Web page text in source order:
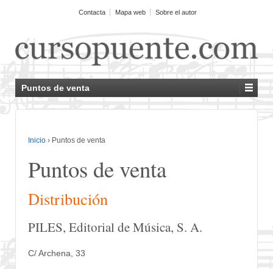
Contacta Mapa web Sobre el autor
Puntos de venta
Inicio › Puntos de venta
Puntos de venta
Distribución
PILES, Editorial de Música, S. A.
C/ Archena, 33